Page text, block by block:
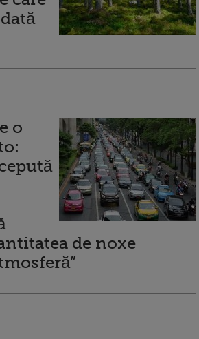
o
de noxe